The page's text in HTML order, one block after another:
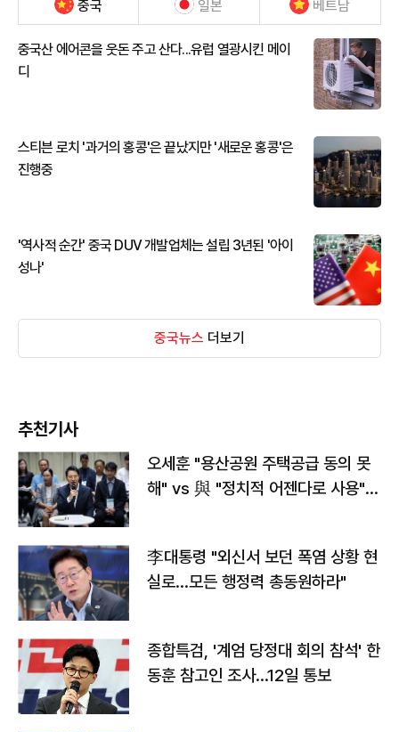
중국 일본 베트남
중국산 에어콘을 웃돈 주고 산다...유럽 열광시킨 메이
디
스티븐 로치 '과거의 홍콩'은 끝났지만 '새로운 홍콩'은
진행중
'역사적 순간' 중국 DUV 개발업체는 설립 3년된 '아이
성나'
중국뉴스 더보기
추천기사
오세훈 "용산공원 주택공급 동의 못
해" vs 與 "정치적 어젠다로 사용"
李대통령 "외신서 보던 폭염 상황 현
실로…모든 행정력 총동원하라"
종합특검, '계엄 당정대 회의 참석' 한
동훈 참고인 조사...12일 통보